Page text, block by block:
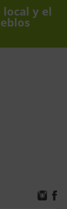
y el